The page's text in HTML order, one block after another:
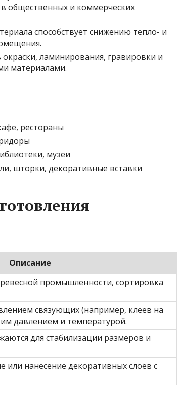
общественных и коммерческих
способствует снижению тепло- и
ламинирования, гравировки и
материалами.
рестораны
музеи
шторки, декоративные вставки
Описание
промышленности, сортировка
связующих (например, клеев на
давлением и температурой.
для стабилизации размеров и
нанесение декоративных слоёв с